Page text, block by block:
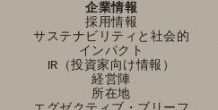
企業情報
採用情報
サステナビリティと社会的
インパクト
IR（投資家向け情報）
経営陣
所在地
エグゼクティブ・ブリーフ